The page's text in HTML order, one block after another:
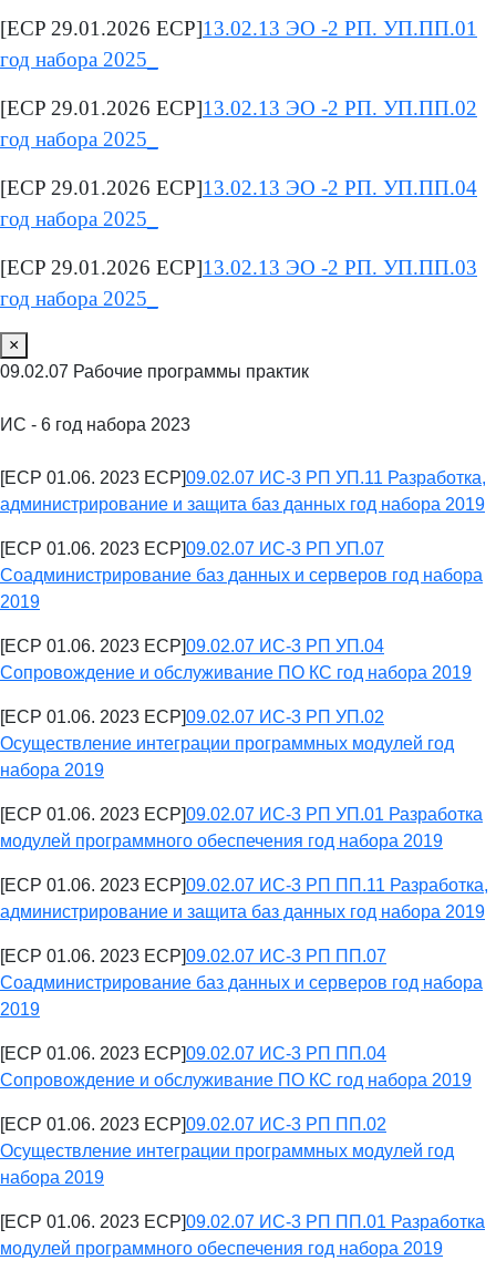
[ECP 29.01.2026 ECP]13.02.13 ЭО -2 РП. УП.ПП.01
год набора 2025_
[ECP 29.01.2026 ECP]13.02.13 ЭО -2 РП. УП.ПП.02
год набора 2025_
[ECP 29.01.2026 ECP]13.02.13 ЭО -2 РП. УП.ПП.04
год набора 2025_
[ECP 29.01.2026 ECP]13.02.13 ЭО -2 РП. УП.ПП.03
год набора 2025_
×
09.02.07 Рабочие программы практик
ИС - 6 год набора 2023
[ECP 01.06. 2023 ECP]09.02.07 ИС-3 РП УП.11 Разработка,
администрирование и защита баз данных год набора 2019
[ECP 01.06. 2023 ECP]09.02.07 ИС-3 РП УП.07
Соадминистрирование баз данных и серверов год набора
2019
[ECP 01.06. 2023 ECP]09.02.07 ИС-3 РП УП.04
Сопровождение и обслуживание ПО КС год набора 2019
[ECP 01.06. 2023 ECP]09.02.07 ИС-3 РП УП.02
Осуществление интеграции программных модулей год
набора 2019
[ECP 01.06. 2023 ECP]09.02.07 ИС-3 РП УП.01 Разработка
модулей программного обеспечения год набора 2019
[ECP 01.06. 2023 ECP]09.02.07 ИС-3 РП ПП.11 Разработка,
администрирование и защита баз данных год набора 2019
[ECP 01.06. 2023 ECP]09.02.07 ИС-3 РП ПП.07
Соадминистрирование баз данных и серверов год набора
2019
[ECP 01.06. 2023 ECP]09.02.07 ИС-3 РП ПП.04
Сопровождение и обслуживание ПО КС год набора 2019
[ECP 01.06. 2023 ECP]09.02.07 ИС-3 РП ПП.02
Осуществление интеграции программных модулей год
набора 2019
[ECP 01.06. 2023 ECP]09.02.07 ИС-3 РП ПП.01 Разработка
модулей программного обеспечения год набора 2019